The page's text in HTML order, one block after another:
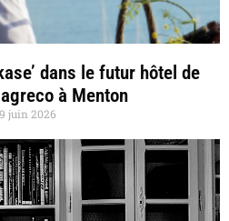
dans le futur hôtel de
à Menton
juin 2026